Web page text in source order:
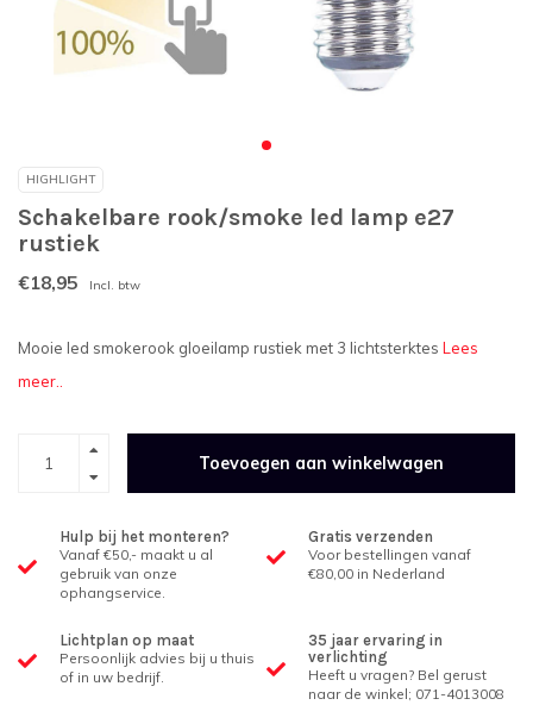
HIGHLIGHT
Schakelbare rook/smoke led lamp e27
rustiek
€18,95 Incl. btw
Mooie led smokerook gloeilamp rustiek met 3 lichtsterktes Lees
meer..
Toevoegen aan winkelwagen
Hulp bij het monteren?
Vanaf €50,- maakt u al
gebruik van onze
ophangservice.
Gratis verzenden
Voor bestellingen vanaf
€80,00 in Nederland
Lichtplan op maat
Persoonlijk advies bij u thuis
of in uw bedrijf.
35 jaar ervaring in
verlichting
Heeft u vragen? Bel gerust
naar de winkel; 071-4013008